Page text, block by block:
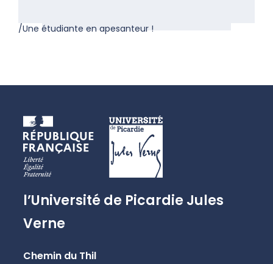
/Une étudiante en apesanteur !
l’Université de Picardie Jules
Verne
Chemin du Thil